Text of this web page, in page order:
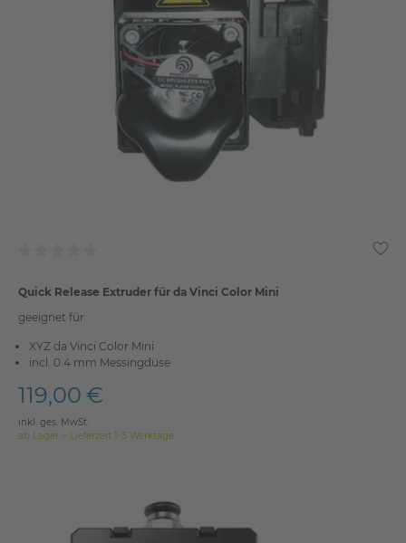
Quick Release Extruder für da Vinci Color Mini
geeignet für
XYZ da Vinci Color Mini
incl. 0.4 mm Messingdüse
119,00 €
inkl. ges. MwSt.
ab Lager > Lieferzeit 1-3 Werktage